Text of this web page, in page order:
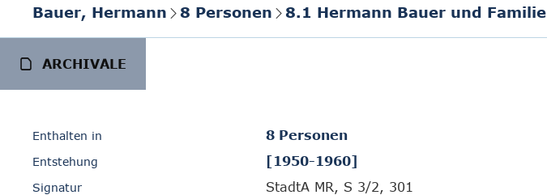
Bauer, Hermann 8 Personen 8.1 Hermann Bauer und Familie
ARCHIVALE
Enthalten in 8 Personen
Entstehung [1950-1960]
Signatur StadtA MR, S 3/2, 301